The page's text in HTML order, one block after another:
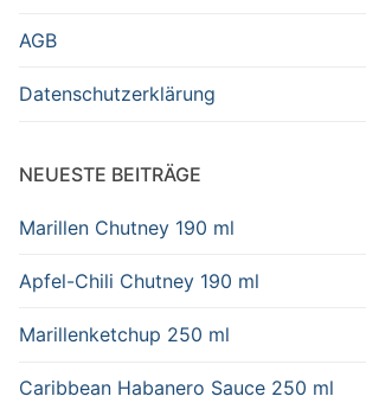
AGB
Datenschutzerklärung
NEUESTE BEITRÄGE
Marillen Chutney 190 ml
Apfel-Chili Chutney 190 ml
Marillenketchup 250 ml
Caribbean Habanero Sauce 250 ml